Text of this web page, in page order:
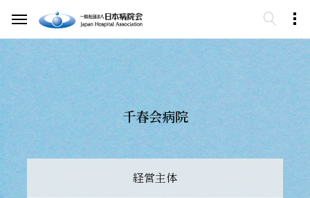
千春会病院
経営主体